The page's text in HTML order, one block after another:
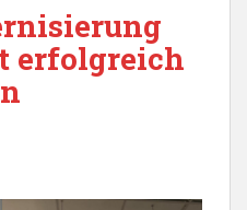
erfolgreich